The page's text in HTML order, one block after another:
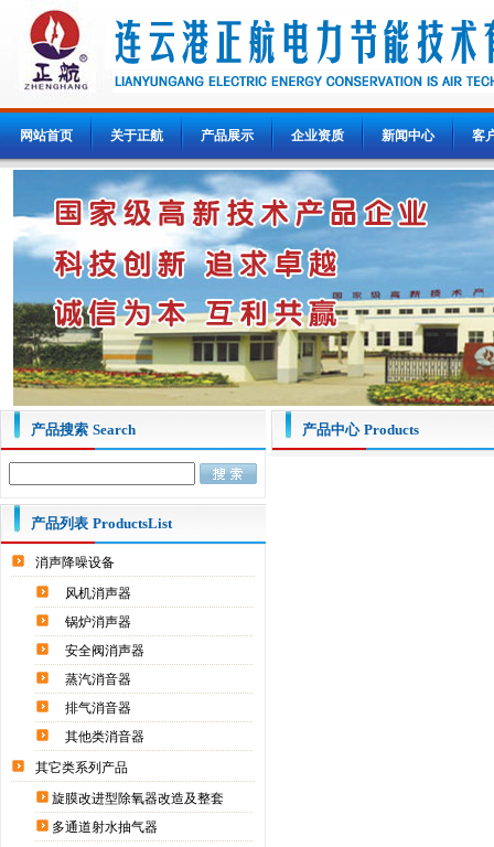
网站首页 关于正航 产品展示 企业资质 新闻中心 客
产品搜索 Search
产品列表 ProductsList
消声降噪设备
风机消声器
锅炉消声器
安全阀消声器
蒸汽消音器
排气消音器
其他类消音器
其它类系列产品
旋膜改进型除氧器改造及整套
多通道射水抽气器
产品中心 Products